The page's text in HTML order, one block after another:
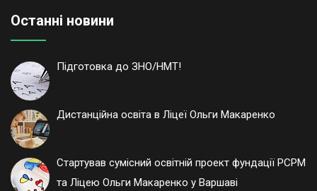
Останні новини
Підготовка до ЗНО/НМТ!
Дистанційна освіта в Ліцеї Ольги Макаренко
Стартував сумісний освітній проект фундації РСРМ
та Ліцею Ольги Макаренко у Варшаві